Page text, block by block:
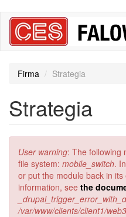
Przejdź
treści
Firma Strategia
Strategia
Komunikat
o
błędzie
User warning: The following
file system: mobile_switch.
or put the module back in
information, see the
/var/www/clients/client1/